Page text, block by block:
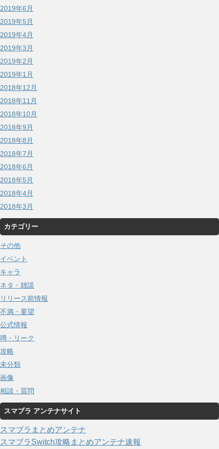
2019年6月
2019年5月
2019年4月
2019年3月
2019年2月
2019年1月
2018年12月
2018年11月
2018年10月
2018年9月
2018年8月
2018年7月
2018年6月
2018年5月
2018年4月
2018年3月
カテゴリー
その他
イベント
キャラ
ネタ・雑談
リリース前情報
不満・要望
公式情報
噂・リーク
攻略
未分類
画像
相談・質問
スマブラ アンテナサイト
スマブラまとめアンテナ
スマブラSwitch攻略まとめアンテナ速報